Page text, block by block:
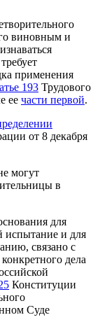
виновным и
применения
193 Трудового
ее части первой.
от 8 декабря
могут
в
для
и для
связано с
дела
Конституции
Суде